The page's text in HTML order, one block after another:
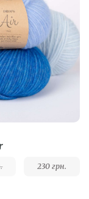
230 грн.